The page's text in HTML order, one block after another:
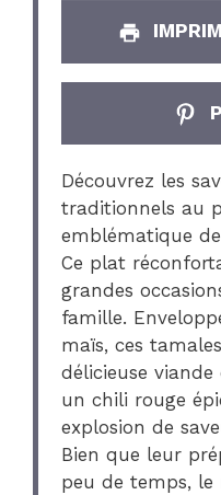
Découvrez les
traditionnels au
emblématique
Ce plat
grandes
famille.
maïs, ces
délicieuse
un chili rouge
explosion de
Bien que leur
peu de temps,